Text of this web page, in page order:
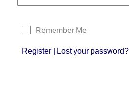
Remember Me
Register Lost your password?